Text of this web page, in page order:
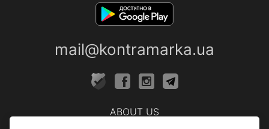
mail@kontramarka.ua
ABOUT US